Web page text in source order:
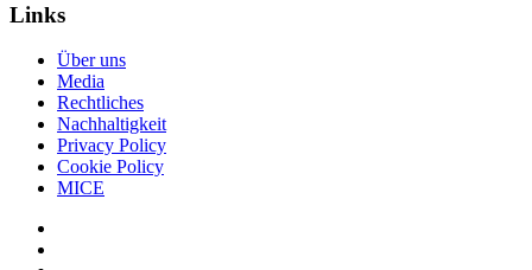
Links
Über uns
Media
Rechtliches
Nachhaltigkeit
Privacy Policy
Cookie Policy
MICE